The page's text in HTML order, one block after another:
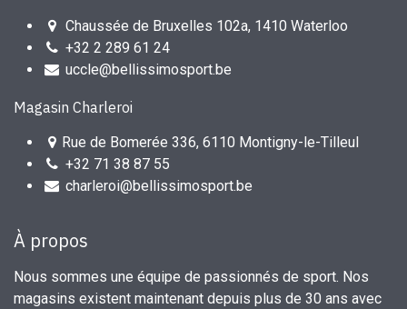
Chaussée de Bruxelles 102a, 1410 Waterloo
+32 2 289 61 24
uccle@bellissimosport.be
Magasin Charleroi
Rue de Bomerée 336, 6110 Montigny-le-Tilleul
+32 71 38 87 55
charleroi@bellissimosport.be
À propos
Nous sommes une équipe de passionnés de sport. Nos
magasins existent maintenant depuis plus de 30 ans avec